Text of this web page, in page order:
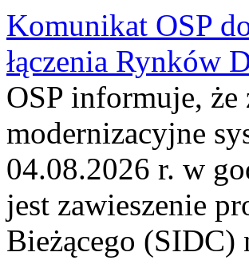
Komunikat OSP
łączenia Rynków
OSP informuje, że
modernizacyjne
04.08.2026 r. w
jest zawieszenie
Bieżącego (SIDC)